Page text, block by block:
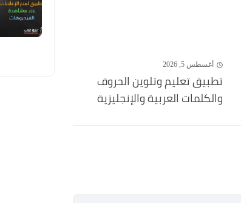
أغسطس 5, 2026
تطبيق تعليم وتلوين الحروف
والكلمات العربية والإنجليزية